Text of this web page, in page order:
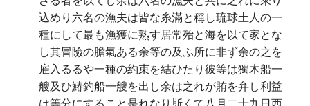
込めり六名の漁夫は皆な糸滿と稱し琉球土人の一
種にして最も漁獲に熟す居常殆と海を以て家とな
し其冒險の膽氣ある余等の及ふ所に非ず余の之を
雇入るるや一種の約束を結ひたり彼等は獨木船一
艘及ひ鰆釣船一艘を出し余は之れが賄を弁し利益